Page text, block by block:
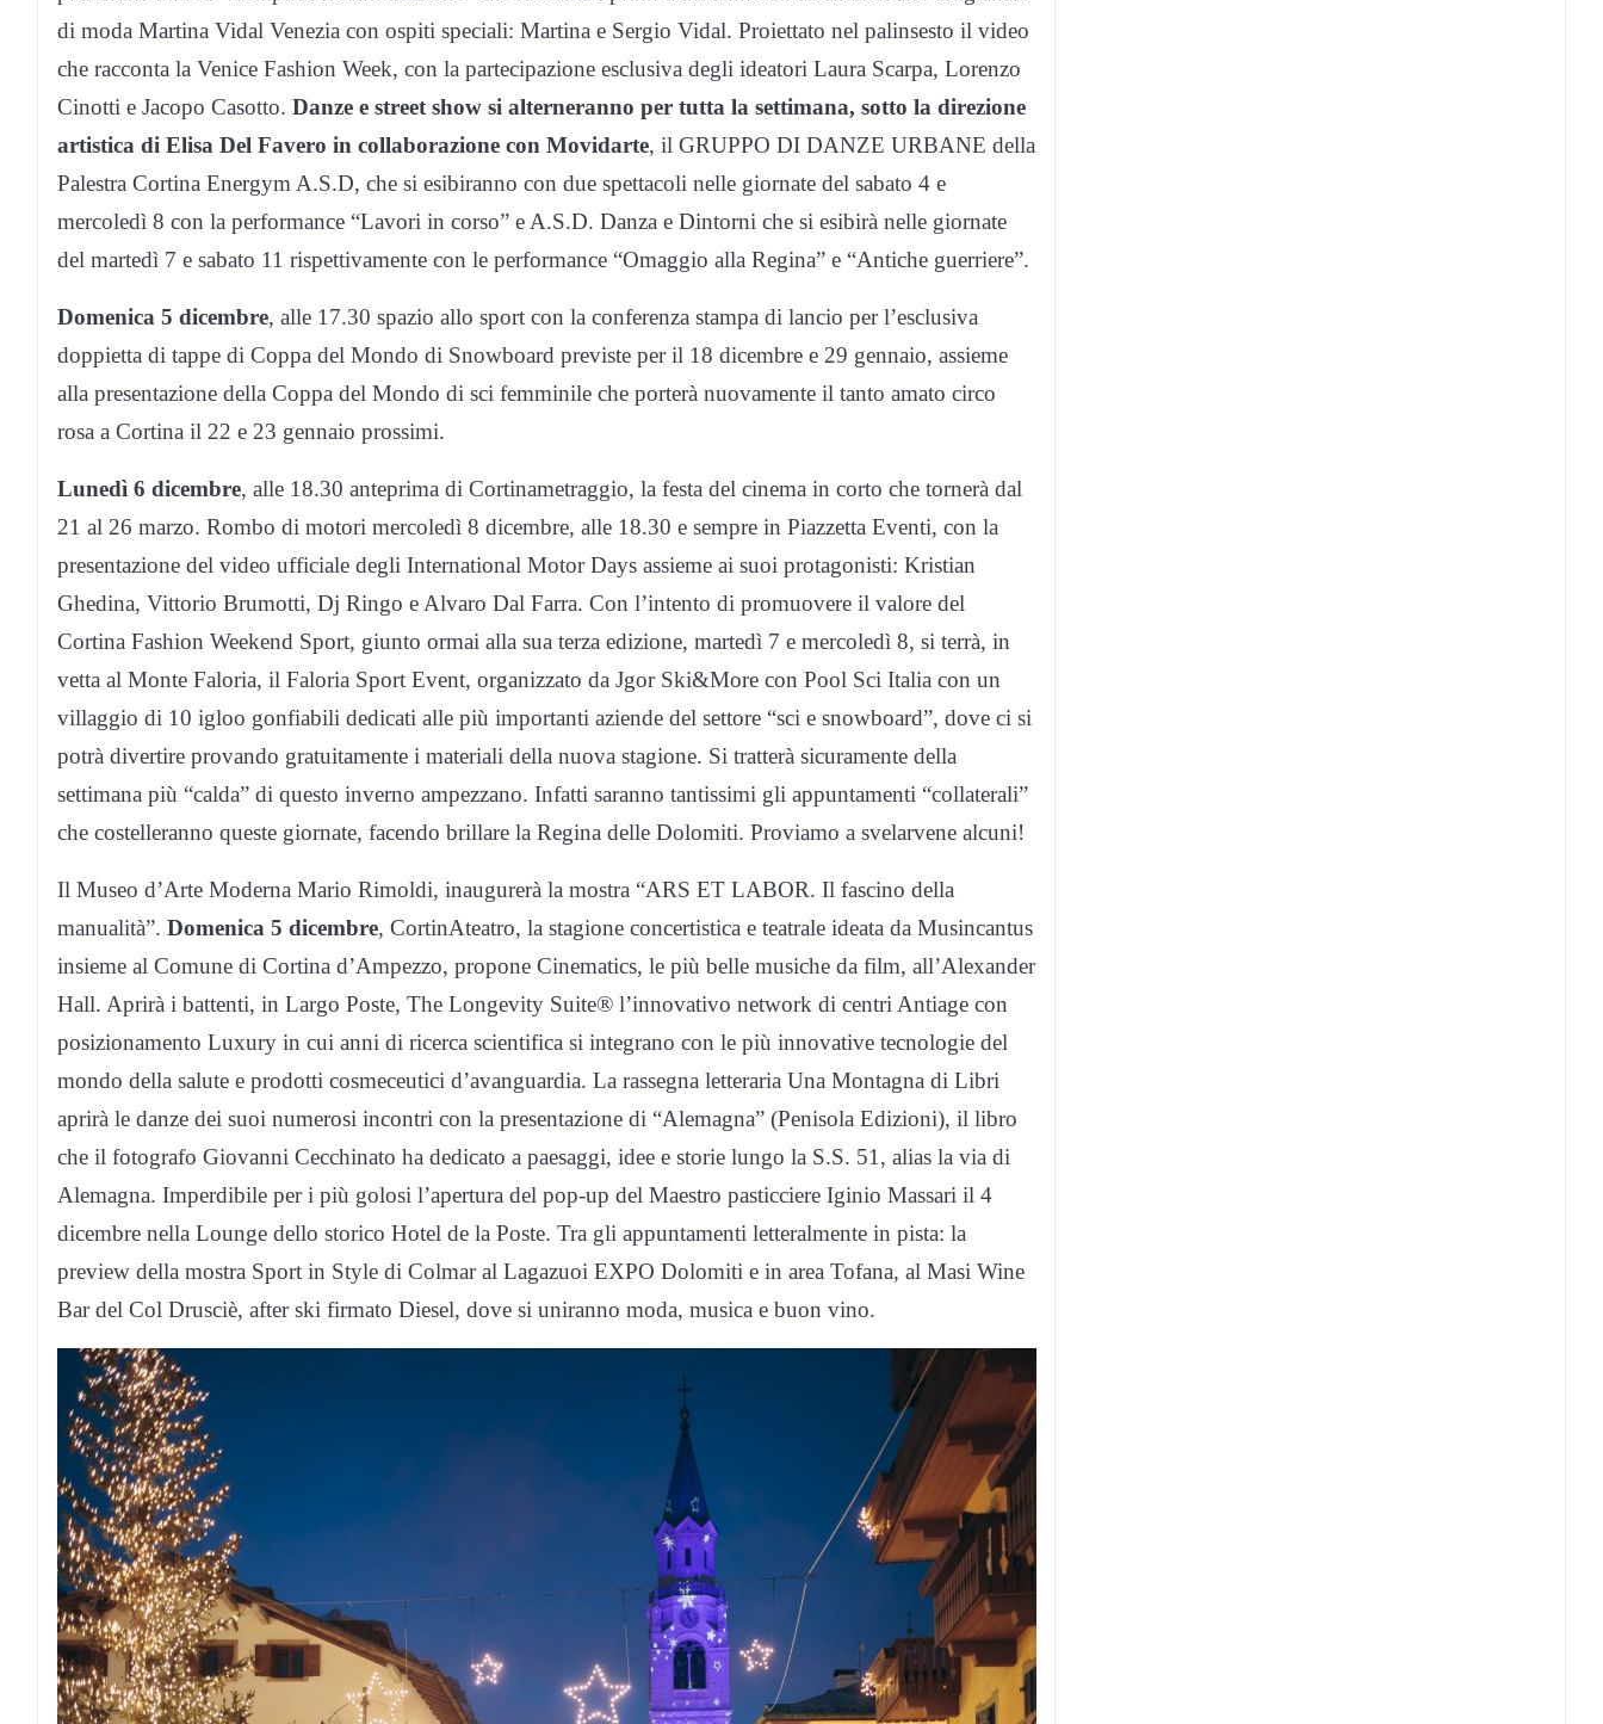
di moda Martina Vidal Venezia con ospiti speciali: Martina e Sergio Vidal. Proiettato nel palinsesto il video
che racconta la Venice Fashion Week, con la partecipazione esclusiva degli ideatori Laura Scarpa, Lorenzo
Cinotti e Jacopo Casotto. Danze e street show si alterneranno per tutta la settimana, sotto la direzione
artistica di Elisa Del Favero in collaborazione con Movidarte, il GRUPPO DI DANZE URBANE della
Palestra Cortina Energym A.S.D, che si esibiranno con due spettacoli nelle giornate del sabato 4 e
mercoledì 8 con la performance “Lavori in corso” e A.S.D. Danza e Dintorni che si esibirà nelle giornate
del martedì 7 e sabato 11 rispettivamente con le performance “Omaggio alla Regina” e “Antiche guerriere”.
Domenica 5 dicembre, alle 17.30 spazio allo sport con la conferenza stampa di lancio per l’esclusiva
doppietta di tappe di Coppa del Mondo di Snowboard previste per il 18 dicembre e 29 gennaio, assieme
alla presentazione della Coppa del Mondo di sci femminile che porterà nuovamente il tanto amato circo
rosa a Cortina il 22 e 23 gennaio prossimi.
Lunedì 6 dicembre, alle 18.30 anteprima di Cortinametraggio, la festa del cinema in corto che tornerà dal
21 al 26 marzo. Rombo di motori mercoledì 8 dicembre, alle 18.30 e sempre in Piazzetta Eventi, con la
presentazione del video ufficiale degli International Motor Days assieme ai suoi protagonisti: Kristian
Ghedina, Vittorio Brumotti, Dj Ringo e Alvaro Dal Farra. Con l’intento di promuovere il valore del
Cortina Fashion Weekend Sport, giunto ormai alla sua terza edizione, martedì 7 e mercoledì 8, si terrà, in
vetta al Monte Faloria, il Faloria Sport Event, organizzato da Jgor Ski&More con Pool Sci Italia con un
villaggio di 10 igloo gonfiabili dedicati alle più importanti aziende del settore “sci e snowboard”, dove ci si
potrà divertire provando gratuitamente i materiali della nuova stagione. Si tratterà sicuramente della
settimana più “calda” di questo inverno ampezzano. Infatti saranno tantissimi gli appuntamenti “collaterali”
che costelleranno queste giornate, facendo brillare la Regina delle Dolomiti. Proviamo a svelarvene alcuni!
Il Museo d’Arte Moderna Mario Rimoldi, inaugurerà la mostra “ARS ET LABOR. Il fascino della
manualità”. Domenica 5 dicembre, CortinAteatro, la stagione concertistica e teatrale ideata da Musincantus
insieme al Comune di Cortina d’Ampezzo, propone Cinematics, le più belle musiche da film, all’Alexander
Hall. Aprirà i battenti, in Largo Poste, The Longevity Suite® l’innovativo network di centri Antiage con
posizionamento Luxury in cui anni di ricerca scientifica si integrano con le più innovative tecnologie del
mondo della salute e prodotti cosmeceutici d’avanguardia. La rassegna letteraria Una Montagna di Libri
aprirà le danze dei suoi numerosi incontri con la presentazione di “Alemagna” (Penisola Edizioni), il libro
che il fotografo Giovanni Cecchinato ha dedicato a paesaggi, idee e storie lungo la S.S. 51, alias la via di
Alemagna. Imperdibile per i più golosi l’apertura del pop-up del Maestro pasticciere Iginio Massari il 4
dicembre nella Lounge dello storico Hotel de la Poste. Tra gli appuntamenti letteralmente in pista: la
preview della mostra Sport in Style di Colmar al Lagazuoi EXPO Dolomiti e in area Tofana, al Masi Wine
Bar del Col Drusciè, after ski firmato Diesel, dove si uniranno moda, musica e buon vino.